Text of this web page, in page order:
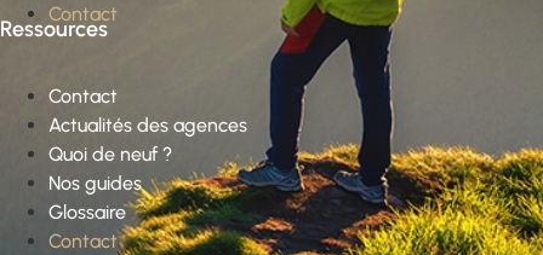
Contact
Ressources
Contact
Actualités des agences
Quoi de neuf ?
Nos guides
Glossaire
Contact